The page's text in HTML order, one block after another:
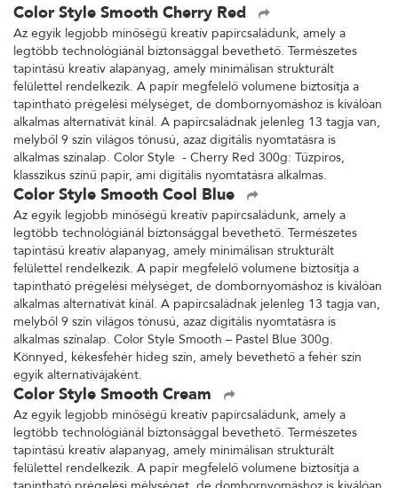
Color Style Smooth Cherry Red
Az egyik legjobb minőségű kreatív papírcsaládunk, amely a
legtöbb technológiánál biztonsággal bevethető. Természetes
tapintású kreatív alapanyag, amely minimálisan strukturált
felülettel rendelkezik. A papír megfelelő volumene biztosítja a
tapintható prégelési mélységet, de dombornyomáshoz is kiválóan
alkalmas alternatívát kínál. A papírcsaládnak jelenleg 13 tagja van,
melyből 9 szín világos tónusú, azaz digitális nyomtatásra is
alkalmas színalap. Color Style - Cherry Red 300g: Tűzpiros,
klasszikus színű papír, ami digitális nyomtatásra alkalmas.
Color Style Smooth Cool Blue
Az egyik legjobb minőségű kreatív papírcsaládunk, amely a
legtöbb technológiánál biztonsággal bevethető. Természetes
tapintású kreatív alapanyag, amely minimálisan strukturált
felülettel rendelkezik. A papír megfelelő volumene biztosítja a
tapintható prégelési mélységet, de dombornyomáshoz is kiválóan
alkalmas alternatívát kínál. A papírcsaládnak jelenleg 13 tagja van,
melyből 9 szín világos tónusú, azaz digitális nyomtatásra is
alkalmas színalap. Color Style Smooth – Pastel Blue 300g.
Könnyed, kékesfehér hideg szín, amely bevethető a fehér szín
egyik alternatívájaként.
Color Style Smooth Cream
Az egyik legjobb minőségű kreatív papírcsaládunk, amely a
legtöbb technológiánál biztonsággal bevethető. Természetes
tapintású kreatív alapanyag, amely minimálisan strukturált
felülettel rendelkezik. A papír megfelelő volumene biztosítja a